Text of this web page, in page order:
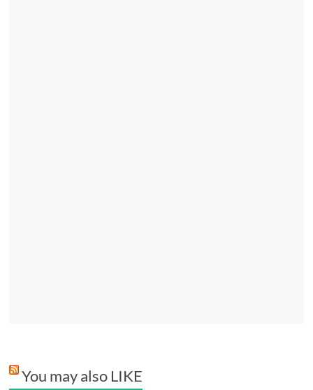
You may also LIKE